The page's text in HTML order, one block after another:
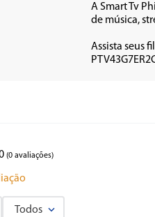
A Smart Tv
de música,
Assista seus
(0 avaliações)
Todos